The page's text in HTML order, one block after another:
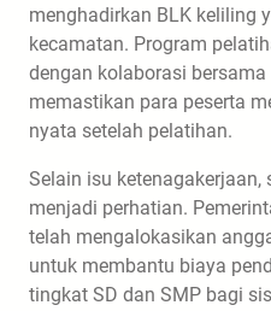
menghadirkan BLK keliling
kecamatan. Program
dengan kolaborasi
memastikan para peserta
nyata setelah pelatihan.
Selain isu ketenagakerjaan,
menjadi perhatian.
telah mengalokasikan
untuk membantu biaya
tingkat SD dan SMP bagi